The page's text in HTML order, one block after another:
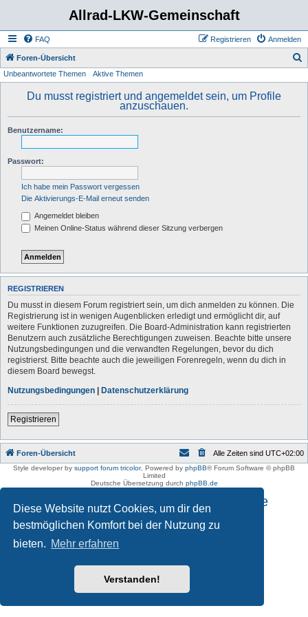
Diese Website nutzt Cookies, um dir den
bestmöglichen Komfort bei der Nutzung zu
bieten. Mehr erfahren
Verstanden!
Allrad-LKW-Gemeinschaft
FAQ Anmelden
Registrieren
Foren-Übersicht
Unbeantwortete Themen Aktive Themen
Du musst registriert und angemeldet sein, um Profile
anzuschauen.
Benutzername:
Passwort:
Ich habe mein Passwort vergessen
Die Aktivierungs-E-Mail erneut senden
Angemeldet bleiben
Meinen Online-Status während dieser Sitzung verbergen
REGISTRIEREN
Du musst in diesem Forum registriert sein, um dich anmelden zu können. Die
Registrierung ist in wenigen Augenblicken erledigt und ermöglicht dir, auf
weitere Funktionen zuzugreifen. Die Board-Administration kann registrierten
Benutzern auch zusätzliche Berechtigungen zuweisen. Beachte bitte unsere
Nutzungsbedingungen und die verwandten Regelungen, bevor du dich
registrierst. Bitte beachte auch die jeweiligen Forenregeln, wenn du dich in
diesem Board bewegst.
Nutzungsbedingungen | Datenschutzerklärung
Registrieren
Foren-Übersicht Alle Zeiten sind UTC+02:00
Style developer by support forum tricolor, Powered by phpBB® Forum Software © phpBB
Limited
Deutsche Übersetzung durch phpBB.de
Impressum und Datenschutzhinweise